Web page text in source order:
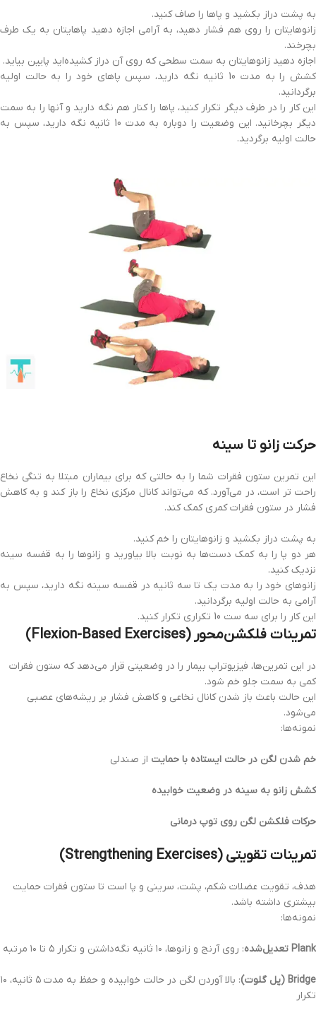
به پشت دراز بکشید و پاها را صاف کنید.
زانوهایتان را روی هم فشار دهید، به آرامی اجازه دهید پاهایتان به یک طرف
بچرخند.
اجازه دهید زانوهایتان به سمت سطحی که روی آن دراز کشیده‌اید پایین بیاید.
کشش را به مدت 10 ثانیه نگه دارید، سپس پاهای خود را به حالت اولیه
برگردانید.
این کار را در طرف دیگر تکرار کنید، پاها را کنار هم نگه دارید و آنها را به سمت
دیگر بچرخانید. این وضعیت را دوباره به مدت 10 ثانیه نگه دارید، سپس به
حالت اولیه برگردید.
حرکت زانو تا سینه
این تمرین ستون فقرات شما را به حالتی که برای بیماران مبتلا به تنگی نخاع
راحت تر است، در می‌آورد. که می‌تواند کانال مرکزی نخاع را باز ‌کند و به کاهش
فشار در ستون فقرات کمری کمک کند.
به پشت دراز بکشید و زانوهایتان را خم کنید.
هر دو پا را به کمک دست‌ها به نوبت بالا بیاورید و زانوها را به قفسه سینه
نزدیک کنید.
زانوهای خود را به مدت یک تا سه ثانیه در قفسه سینه نگه دارید، سپس به
آرامی به حالت اولیه برگردانید.
این کار را برای سه ست 10 تکراری تکرار کنید.
تمرینات فلکشن‌محور (Flexion-Based Exercises)
در این تمرین‌ها، فیزیوتراپ بیمار را در وضعیتی قرار می‌دهد که ستون فقرات
کمی به سمت جلو خم شود.
این حالت باعث باز شدن کانال نخاعی و کاهش فشار بر ریشه‌های عصبی
می‌شود.
نمونه‌ها:
خم شدن لگن در حالت ایستاده با حمایت از صندلی
کشش زانو به سینه در وضعیت خوابیده
حرکات فلکشن لگن روی توپ درمانی
تمرینات تقویتی (Strengthening Exercises)
هدف، تقویت عضلات شکم، پشت، سرینی و پا است تا ستون فقرات حمایت
بیشتری داشته باشد.
نمونه‌ها:
Plank تعدیل‌شده : روی آرنج و زانوها، ۱۰ ثانیه نگه‌داشتن و تکرار ۵ تا ۱۰ مرتبه
Bridge (پل گلوت)
: بالا آوردن لگن در حالت خوابیده و حفظ به مدت ۵ ثانیه، ۱۰
تکرار